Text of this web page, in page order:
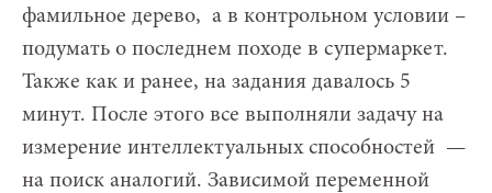
фамильное дерево, а в контрольном условии –
подумать о последнем походе в супермаркет.
Также как и ранее, на задания давалось 5
минут. После этого все выполняли задачу на
измерение интеллектуальных способностей —
на поиск аналогий. Зависимой переменной